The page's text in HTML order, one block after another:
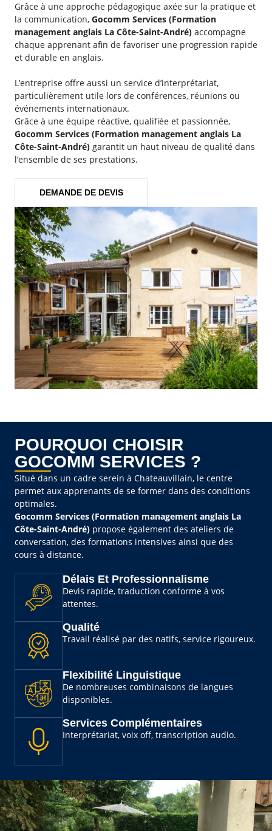
Grâce à une approche pédagogique axée sur la pratique et
la communication, Gocomm Services (Formation
management anglais La Côte-Saint-André) accompagne
chaque apprenant afin de favoriser une progression rapide
et durable en anglais.
L’entreprise offre aussi un service d’interprétariat,
particulièrement utile lors de conférences, réunions ou
événements internationaux.
Grâce à une équipe réactive, qualifiée et passionnée,
Gocomm Services (Formation management anglais La
Côte-Saint-André) garantit un haut niveau de qualité dans
l’ensemble de ses prestations.
DEMANDE DE DEVIS
POURQUOI CHOISIR
GOCOMM SERVICES ?
Situé dans un cadre serein à Chateauvillain, le centre
permet aux apprenants de se former dans des conditions
optimales.
Gocomm Services (Formation management anglais La
Côte-Saint-André) propose également des ateliers de
conversation, des formations intensives ainsi que des
cours à distance.
Délais Et Professionnalisme
Devis rapide, traduction conforme à vos
attentes.
Qualité
Travail réalisé par des natifs, service rigoureux.
Flexibilité Linguistique
De nombreuses combinaisons de langues
disponibles.
Services Complémentaires
Interprétariat, voix off, transcription audio.